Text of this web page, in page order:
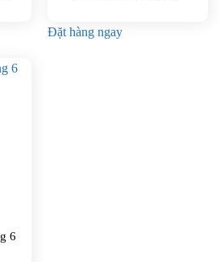
Đặt hàng ngay
6